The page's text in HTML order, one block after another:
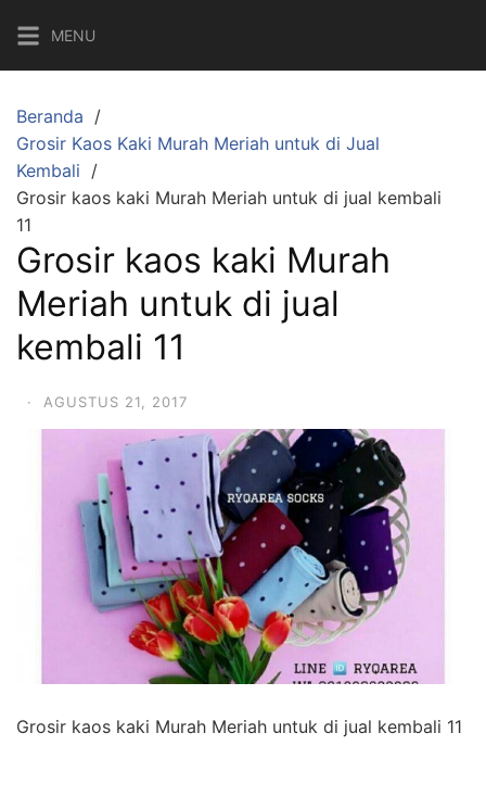
ke
konten
MENU
Beranda
Grosir Kaos Kaki Murah Meriah untuk di Jual
Kembali
Grosir kaos kaki Murah Meriah untuk di jual kembali
11
Grosir kaos kaki Murah
Meriah untuk di jual
kembali 11
· AGUSTUS 21, 2017
Grosir kaos kaki Murah Meriah untuk di jual kembali 11